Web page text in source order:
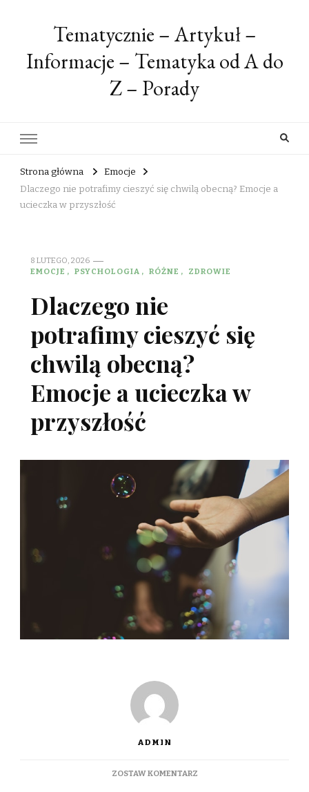
Tematycznie – Artykuł –
Informacje – Tematyka od A do
Z – Porady
Strona główna
Emocje
Dlaczego nie potrafimy cieszyć się chwilą obecną? Emocje a
ucieczka w przyszłość
8 LUTEGO, 2026
EMOCJE
PSYCHOLOGIA RÓŻNE ZDROWIE
Dlaczego nie
potrafimy cieszyć się
chwilą obecną?
Emocje a ucieczka w
przyszłość
ADMIN
ZOSTAW KOMENTARZDO